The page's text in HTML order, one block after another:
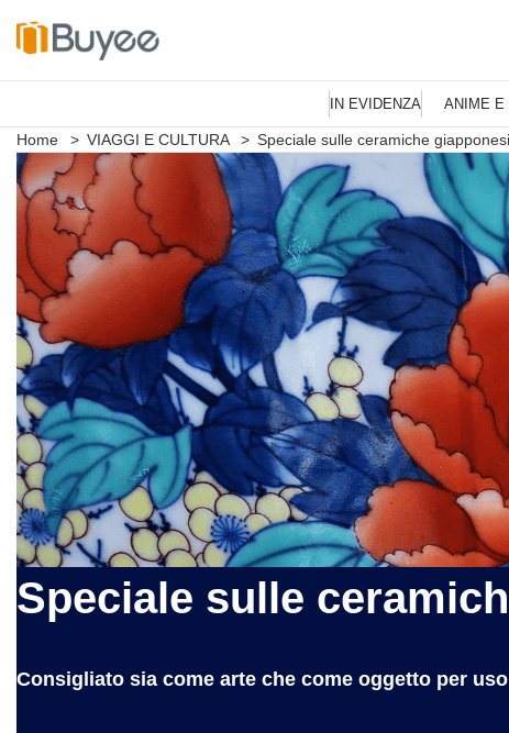
V
a
a
l
c
o
n
t
e
n
u
t
o
IN EVIDENZA ANIME E
Home > VIAGGI E CULTURA> Speciale sulle ceramiche giapponesi
Speciale sulle
Consigliato sia come arte che come oggetto per